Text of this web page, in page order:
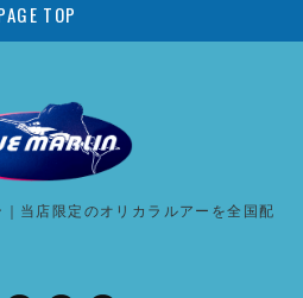
TOP
当店限定のオリカラルアーを全国配